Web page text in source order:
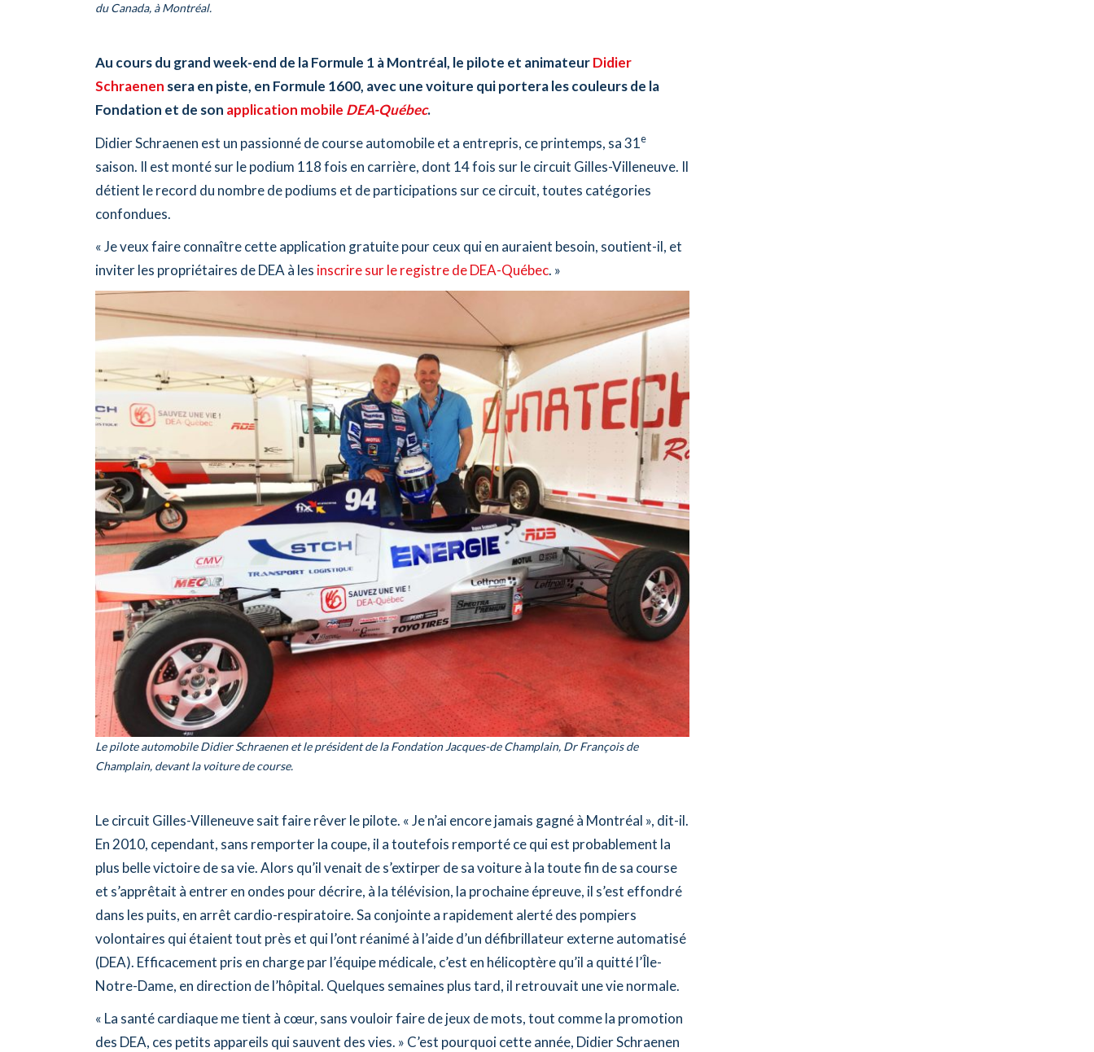
du Canada, à Montréal.
Au cours du grand week-end de la Formule 1 à Montréal, le pilote et animateurDidier
Schraenen sera en piste, en Formule 1600, avec une voiture qui portera les couleurs de la
Fondation et de son application mobile DEA-Québec.
Didier Schraenen est un passionné de course automobile et a entrepris, ce printemps, sa 31e
saison. Il est monté sur le podium 118 fois en carrière, dont 14 fois sur le circuit Gilles-Villeneuve. Il
détient le record du nombre de podiums et de participations sur ce circuit, toutes catégories
confondues.
« Je veux faire connaître cette application gratuite pour ceux qui en auraient besoin, soutient-il, et
inviter les propriétaires de DEA à les inscrire sur le registre de DEA-Québec. »
Le pilote automobile Didier Schraenen et le président de la Fondation Jacques-de Champlain, Dr François de
Champlain, devant la voiture de course.
Le circuit Gilles-Villeneuve sait faire rêver le pilote. « Je n’ai encore jamais gagné à Montréal », dit-il.
En 2010, cependant, sans remporter la coupe, il a toutefois remporté ce qui est probablement la
plus belle victoire de sa vie. Alors qu’il venait de s’extirper de sa voiture à la toute fin de sa course
et s’apprêtait à entrer en ondes pour décrire, à la télévision, la prochaine épreuve, il s’est effondré
dans les puits, en arrêt cardio-respiratoire. Sa conjointe a rapidement alerté des pompiers
volontaires qui étaient tout près et qui l’ont réanimé à l’aide d’un défibrillateur externe automatisé
(DEA). Efficacement pris en charge par l’équipe médicale, c’est en hélicoptère qu’il a quitté l’Île-
Notre-Dame, en direction de l’hôpital. Quelques semaines plus tard, il retrouvait une vie normale.
« La santé cardiaque me tient à cœur, sans vouloir faire de jeux de mots, tout comme la promotion
des DEA, ces petits appareils qui sauvent des vies. » C’est pourquoi cette année, Didier Schraenen